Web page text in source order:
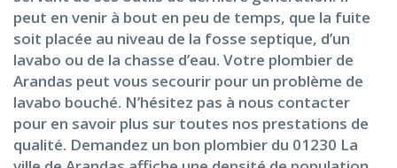
peut en venir à bout en peu de temps, que la fuite
soit placée au niveau de la fosse septique, d’un
lavabo ou de la chasse d’eau. Votre plombier de
Arandas peut vous secourir pour un problème de
lavabo bouché. N’hésitez pas à nous contacter
pour en savoir plus sur toutes nos prestations de
qualité. Demandez un bon plombier du 01230 La